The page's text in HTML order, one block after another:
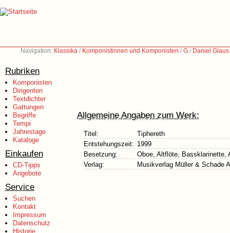
Navigation: Klassika / Komponistinnen und Komponisten /G / Daniel
Rubriken
Komponisten
Dirigenten
Textdichter
Gattungen
Begriffe
Tempi
Jahrestage
Kataloge
Einkaufen
CD-Tipps
Angebote
Service
Suchen
Kontakt
Impressum
Datenschutz
Historie
Allgemeine Angaben zum Werk:
Titel:
Tiphereth
Entstehungszeit: 1999
Besetzung:
Oboe, Altflöte, Bassklarinette,
Verlag:
Musikverlag Müller & Schade